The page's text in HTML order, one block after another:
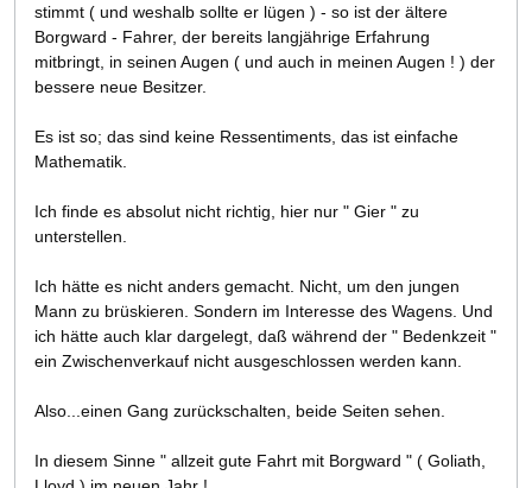
stimmt ( und weshalb sollte er lügen ) - so ist der ältere
Borgward - Fahrer, der bereits langjährige Erfahrung
mitbringt, in seinen Augen ( und auch in meinen Augen ! ) der
bessere neue Besitzer.
Es ist so; das sind keine Ressentiments, das ist einfache
Mathematik.
Ich finde es absolut nicht richtig, hier nur " Gier " zu
unterstellen.
Ich hätte es nicht anders gemacht. Nicht, um den jungen
Mann zu brüskieren. Sondern im Interesse des Wagens. Und
ich hätte auch klar dargelegt, daß während der " Bedenkzeit "
ein Zwischenverkauf nicht ausgeschlossen werden kann.
Also...einen Gang zurückschalten, beide Seiten sehen.
In diesem Sinne " allzeit gute Fahrt mit Borgward " ( Goliath,